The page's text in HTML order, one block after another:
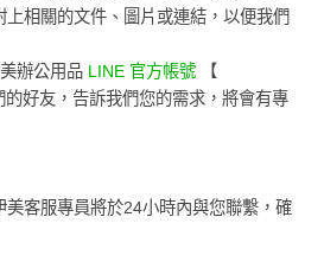
上相關的文件、圖片或連結，以便我們
辦公用品 LINE 官方帳號【
好友，告訴我們您的需求，將會有專
美客服專員將於24小時內與您聯繫，確